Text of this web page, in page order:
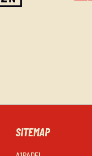
SITEMAP